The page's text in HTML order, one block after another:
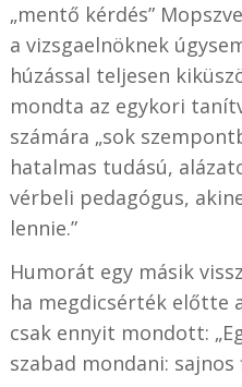
„mentő kérdés”
a vizsgaelnöknek
húzással teljesen
mondta az egykori
számára „sok
hatalmas tudású,
vérbeli pedagógus,
lennie.”
Humorát egy másik
ha megdicsérték előtte
csak ennyit mondott:
szabad mondani: sajnos